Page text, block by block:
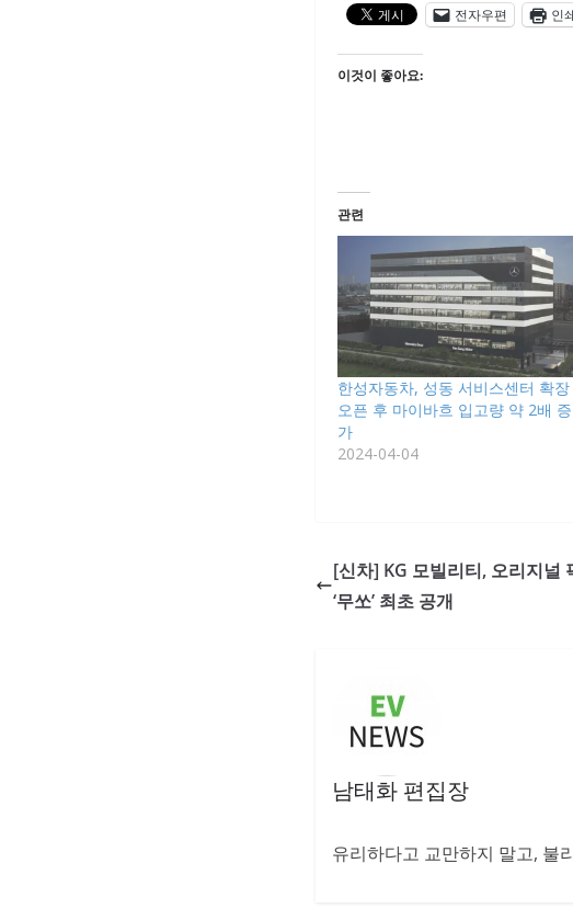
전자우편
인
이것이 좋아요:
관련
한성자동차, 성동 서비스센터 확장
오픈 후 마이바흐 입고량 약 2배 증
가
2024-04-04
[신차] KG 모빌리티, 오리지널
‘무쏘’ 최초 공개
남태화 편집장
유리하다고 교만하지 말고, 불